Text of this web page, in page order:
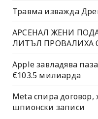
Травма изважда
АРСЕНАЛ ЖЕНИ
ЛИТЪЛ ПРОВАЛИХА
Apple завладява
€103.5 милиарда
Meta спира договор,
шпионски записи